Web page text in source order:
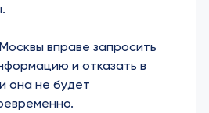
вправе запросить
и отказать в
она не будет